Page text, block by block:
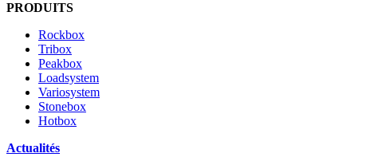
PRODUITS
Rockbox
Tribox
Peakbox
Loadsystem
Variosystem
Stonebox
Hotbox
Actualités